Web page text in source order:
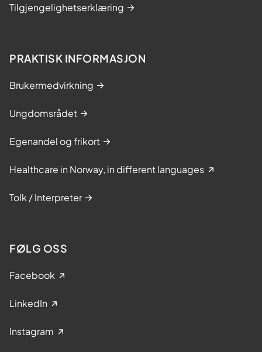
Tilgjengelighetserklæring
PRAKTISK INFORMASJON
Brukermedvirkning
Ungdomsrådet
Egenandel og frikort
Healthcare in Norway, in different languages
Tolk / Interpreter
FØLG OSS
Facebook
LinkedIn
Instagram